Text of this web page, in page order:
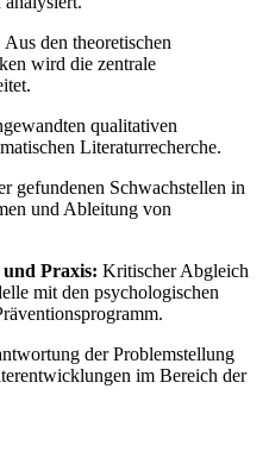
Aus den theoretischen
wird die zentrale
qualitativen
Literaturrecherche.
gefundenen Schwachstellen in
und Ableitung von
Praxis: Kritischer Abgleich
mit den psychologischen
der Problemstellung
im Bereich der